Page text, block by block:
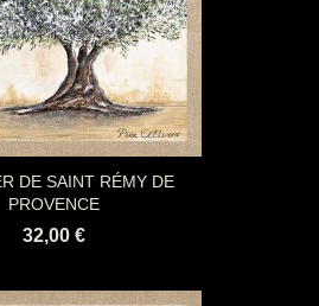
DE SAINT RÉMY DE
PROVENCE
32,00 €